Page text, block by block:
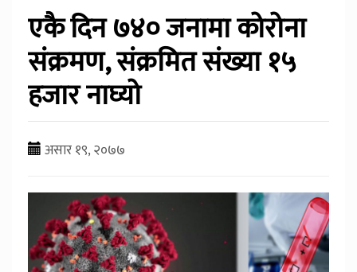
एकै दिन ७४० जनामा कोरोना
संक्रमण, संक्रमित सं‌ख्या १५
हजार नाघ्यो
असार १९, २०७७